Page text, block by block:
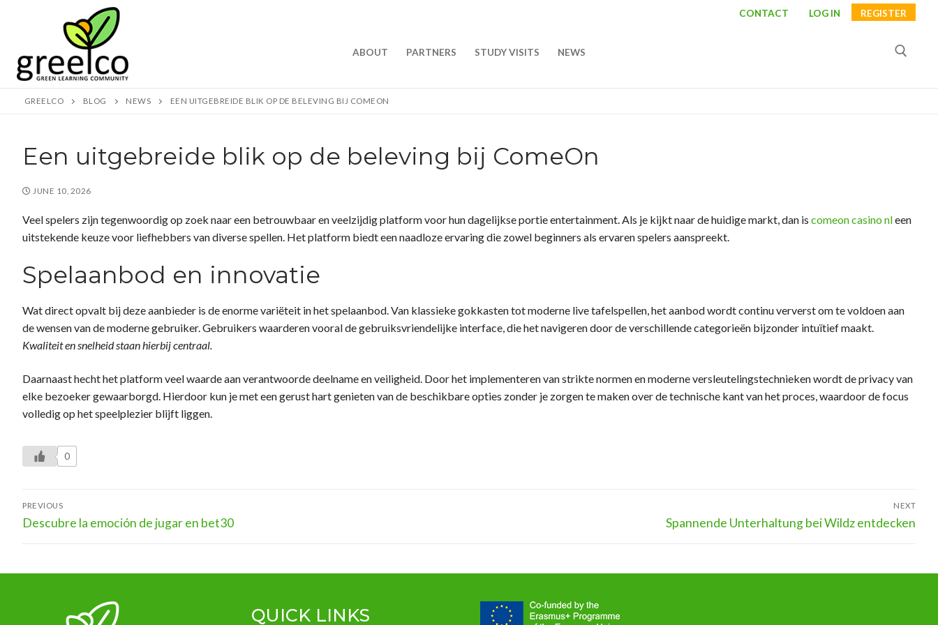
CONTACT LOG IN REGISTER
ABOUT PARTNERS STUDY VISITS NEWS
About
Partners
News
GREELCO BLOG NEWS EEN UITGEBREIDE BLIK OP DE BELEVING BIJ COMEON
Een uitgebreide blik op de beleving bij ComeOn
JUNE 10, 2026
Veel spelers zijn tegenwoordig op zoek naar een betrouwbaar en veelzijdig platform voor hun dagelijkse portie entertainment. Als je kijkt naar de huidige markt, dan is comeon casino nleen
uitstekende keuze voor liefhebbers van diverse spellen. Het platform biedt een naadloze ervaring die zowel beginners als ervaren spelers aanspreekt.
Spelaanbod en innovatie
Wat direct opvalt bij deze aanbieder is de enorme variëteit in het spelaanbod. Van klassieke gokkasten tot moderne live tafelspellen, het aanbod wordt continu ververst om te voldoen aan
de wensen van de moderne gebruiker. Gebruikers waarderen vooral de gebruiksvriendelijke interface, die het navigeren door de verschillende categorieën bijzonder intuïtief maakt.
Kwaliteit en snelheid staan hierbij centraal.
Daarnaast hecht het platform veel waarde aan verantwoorde deelname en veiligheid. Door het implementeren van strikte normen en moderne versleutelingstechnieken wordt de privacy van
elke bezoeker gewaarborgd. Hierdoor kun je met een gerust hart genieten van de beschikbare opties zonder je zorgen te maken over de technische kant van het proces, waardoor de focus
volledig op het speelplezier blijft liggen.
0
Post
navigation
PREVIOUS
Previous
Descubre la emoción de jugar en bet30
NEXT
Next
Spannende Unterhaltung bei Wildz entdecken
QUICK LINKS